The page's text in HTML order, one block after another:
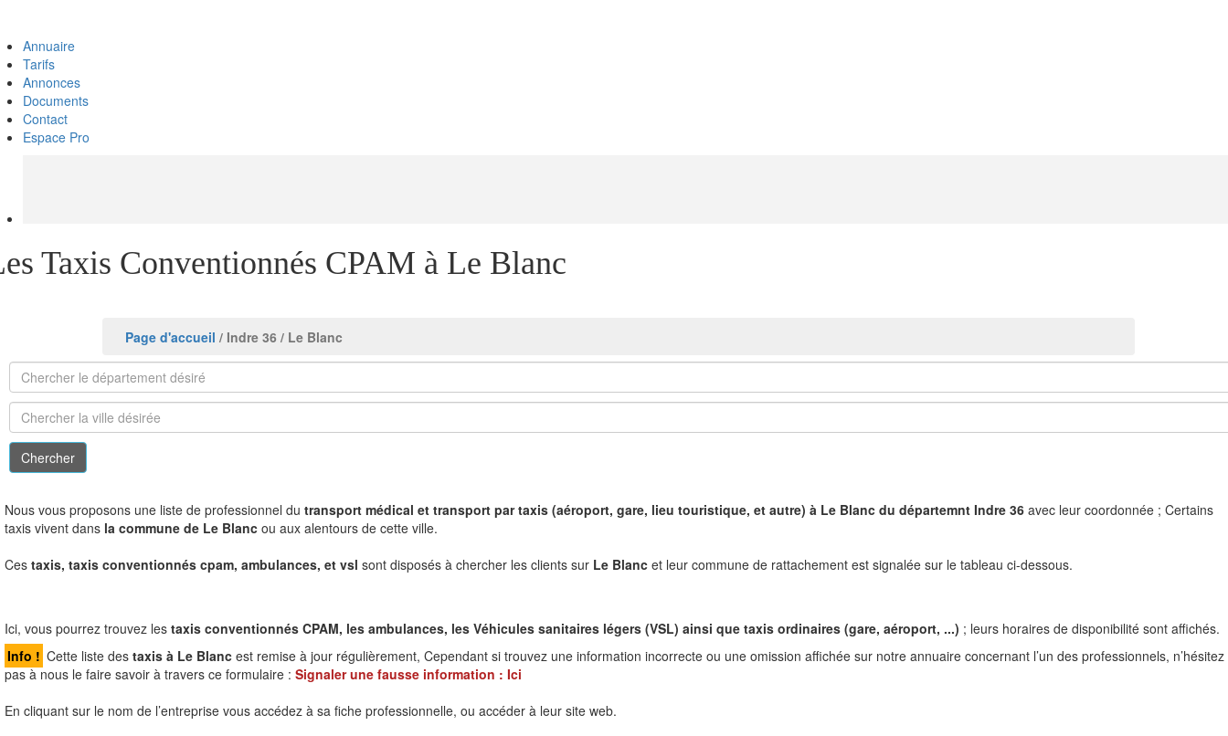
Annuaire
Tarifs
Annonces
Documents
Contact
Espace Pro
Taxis Conventionnés CPAM à Le Blanc
Page d'accueil / Indre 36 / Le Blanc
Nous vous proposons une liste de professionnel du transport médical et transport par taxis (aéroport, gare, lieu touristique, et autre) à Le Blanc du départemnt Indre 36 avec leur coordonnée ; Certains
taxis vivent dans la commune de Le Blanc ou aux alentours de cette ville.
Ces taxis, taxis conventionnés cpam, ambulances, et vsl sont disposés à chercher les clients sur Le Blanc et leur commune de rattachement est signalée sur le tableau ci-dessous.
Ici, vous pourrez trouvez les taxis conventionnés CPAM, les ambulances, les Véhicules sanitaires légers (VSL) ainsi que taxis ordinaires (gare, aéroport, ...) ; leurs horaires de disponibilité sont affichés.
Info ! Cette liste des taxis à Le Blanc est remise à jour régulièrement, Cependant si trouvez une information incorrecte ou une omission affichée sur notre annuaire concernant l’un des professionnels, n’hésitez
pas à nous le faire savoir à travers ce formulaire : Signaler une fausse information : Ici
En cliquant sur le nom de l’entreprise vous accédez à sa fiche professionnelle, ou accéder à leur site web.